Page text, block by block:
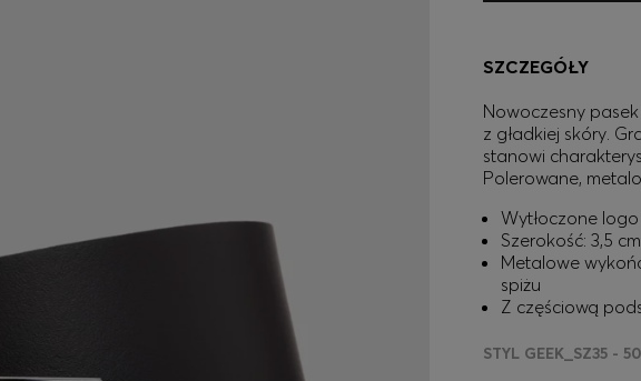
SZCZEGÓŁY
Nowoczesny
z gładkiej skóry.
stanowi
Polerowane,
Wytłoczone
Szerokość: 3,5 cm
Metalowe
spiżu
Z częściową
STYL GEEK_SZ35 -